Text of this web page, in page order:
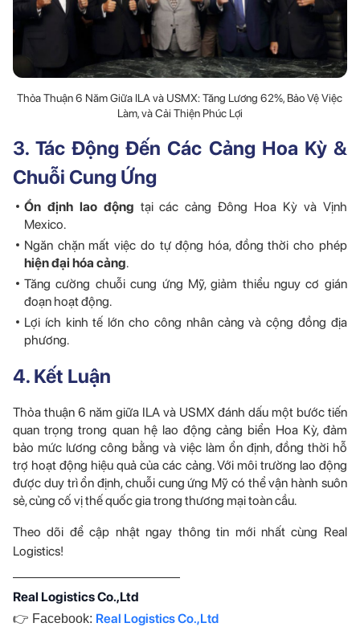
Thỏa Thuận 6 Năm Giữa ILA và USMX: Tăng Lương 62%, Bảo Vệ Việc
Làm, và Cải Thiện Phúc Lợi
3. Tác Động Đến Các Cảng Hoa Kỳ &
Chuỗi Cung Ứng
Ổn định lao động tại các cảng Đông Hoa Kỳ và Vịnh
Mexico.
Ngăn chặn mất việc do tự động hóa, đồng thời cho phép
hiện đại hóa cảng.
Tăng cường chuỗi cung ứng Mỹ, giảm thiểu nguy cơ gián
đoạn hoạt động.
Lợi ích kinh tế lớn cho công nhân cảng và cộng đồng địa
phương.
4. Kết Luận
Thỏa thuận 6 năm giữa ILA và USMX đánh dấu một bước tiến
quan trọng trong quan hệ lao động cảng biển Hoa Kỳ, đảm
bảo mức lương công bằng và việc làm ổn định, đồng thời hỗ
trợ hoạt động hiệu quả của các cảng. Với môi trường lao động
được duy trì ổn định, chuỗi cung ứng Mỹ có thể vận hành suôn
sẻ, củng cố vị thế quốc gia trong thương mại toàn cầu.
Theo dõi để cập nhật ngay thông tin mới nhất cùng Real
Logistics!
—————————————
Real Logistics Co.,Ltd
👉 Facebook: Real Logistics Co.,Ltd